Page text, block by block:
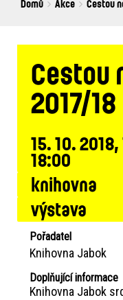
You
Domů Akce Cestou
Cestou
2017/18
15. 10.
18:00
knihovna
výstava
Pořadatel
Knihovna Jabok
Doplňující informace
Knihovna Jabok